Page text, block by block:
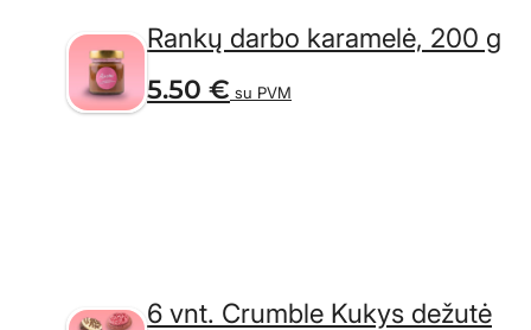
Rankų darbo karamelė, 200 g
5.50 € su PVM
6 vnt. Crumble Kukys dežutė